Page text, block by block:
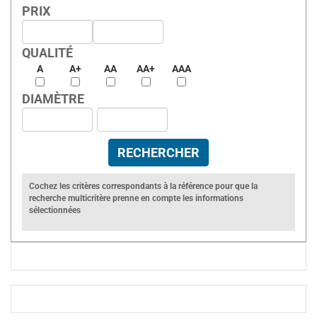
PRIX
QUALITÉ
A A+ AA AA+ AAA
DIAMÈTRE
Cochez les critères correspondants à la référence pour que la
recherche multicritère prenne en compte les informations
sélectionnées